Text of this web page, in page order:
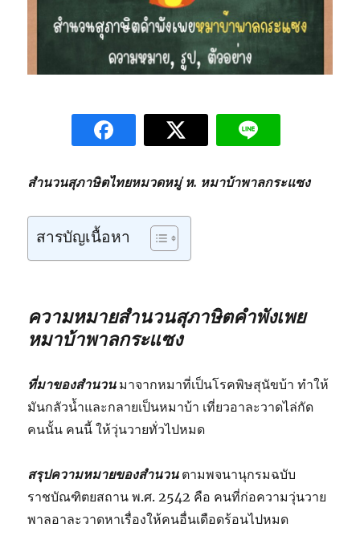
สำนวนสุภาษิตไทยหมวดหมู่ ห. หมาบ้าพาลกระแซง
สารบัญเนื้อหา
ความหมายสำนวนสุภาษิตคำพังเพย
หมาบ้าพาลกระแซง
ที่มาของสำนวนมาจากหมาที่เป็นโรคพิษสุนัขบ้า ทำให้
มันกลัวน้ำและกลายเป็นหมาบ้า เที่ยวอาละวาดไล่กัด
คนนั้น คนนี้ ให้วุ่นวายทั่วไปหมด
สรุปความหมายของสำนวนตามพจนานุกรมฉบับ
ราชบัณฑิตยสถาน พ.ศ. 2542 คือ คนที่ก่อความวุ่นวาย
พาลอาละวาดหาเรื่องให้คนอื่นเดือดร้อนไปหมด